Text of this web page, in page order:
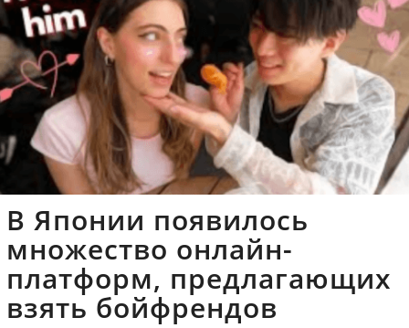
В Японии появилось
множество онлайн-
платформ, предлагающих
взять бойфрендов